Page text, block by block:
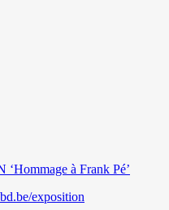
à Frank Pé’
exposition